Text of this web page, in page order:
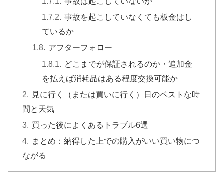
事故を起こしていなくても板金はし
ているか
アフターフォロー
どこまでが保証されるのか・追加金
を払えば消耗品はある程度交換可能か
見に行く（または買いに行く）日のベストな時
間と天気
買った後によくあるトラブル6選
まとめ：納得した上での購入がいい買い物につ
ながる